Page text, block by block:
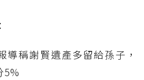
導稱謝賢遺產多留給孫子，
5%